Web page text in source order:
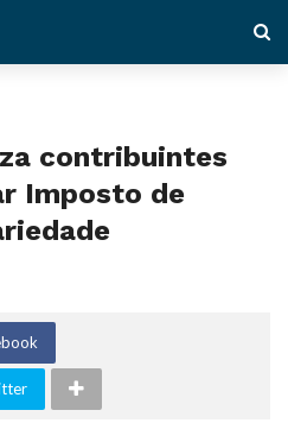
contribuintes
Imposto de